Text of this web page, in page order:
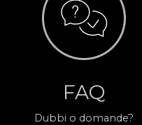
FAQ
Dubbi o domande?